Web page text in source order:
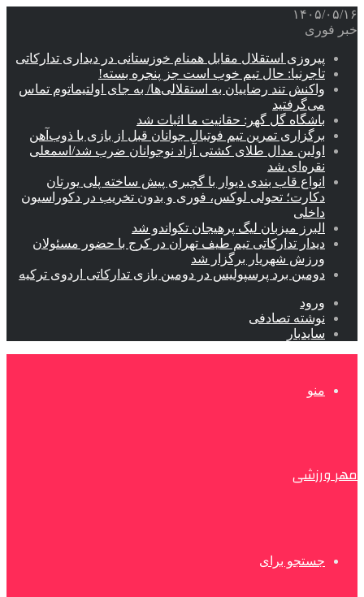
۱۴۰۵/۰۵/۱۶
خبر فوری
پیروزی استقلال مقابل همنام خوزستانی در دیداری تدارکاتی
تاجرنیا: حال تیم خوب است جز پنجره بسته!
واکنش تند رضاییان به استقلالی‌ها/ به جای اولتیماتوم تماس
می‌گرفتید
باشگاه گل گهر: حقانیت ما اثبات شد
برگزاری تمرین تیم فوتبال جوانان قبل از بازی با ذوب‌آهن
اولین مدال طلای کشتی آزاد نوجوانان ضرب شد/اسمعلی
نقره‌ای شد
انواع قاب بندی دیوار با گچبری پیش ساخته پلی یورتان
دکارت؛ تحولی لوکس، فوری و بدون تخریب در دکوراسیون
داخلی
البرز میزبان لیگ پرهیجان تکواندو شد
دیدار تدارکاتی تیم طیف تهران در کرج با حضور مسئولان
ورزش شهریار برگزار شد
دومین برد پرسپولیس در دومین بازی تدارکاتی اردوی ترکیه
ورود
نوشته تصادفی
سایدبار
منو
مهر ورزشی
جستجو برای